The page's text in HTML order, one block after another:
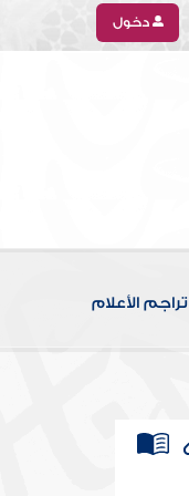
دخول
تراجم الأعلام